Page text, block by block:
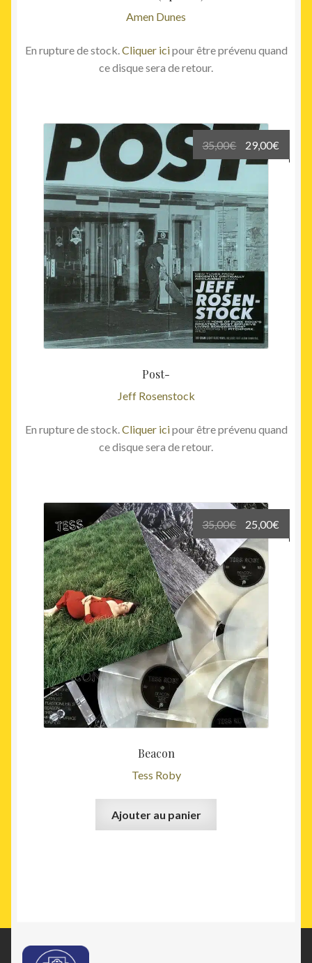
Amen Dunes
En rupture de stock. Cliquer icipour être prévenu quand
ce disque sera de retour.
Post-
Jeff Rosenstock
35,00€
Le
prix
était :
35,00€.
29,00€
prix
En rupture de stock. Cliquer icipour être prévenu quand
ce disque sera de retour.
Beacon
Tess Roby
35,00€
Le
prix
initial
était :
35,00€.
25,00€
prix
Ajouter au panier